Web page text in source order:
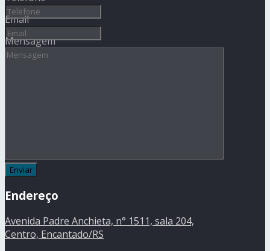
Email
Mensagem
Endereço
Avenida Padre Anchieta, n° 1511, sala 204,
Centro, Encantado/RS